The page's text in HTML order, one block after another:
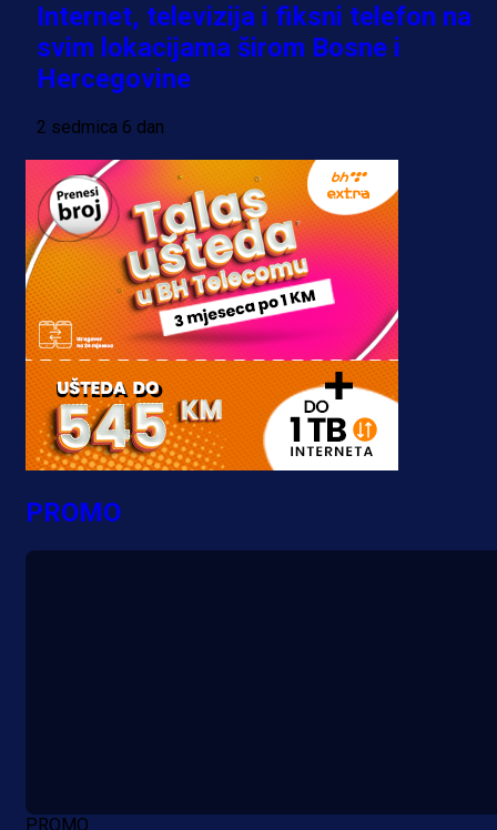
Internet, televizija i fiksni telefon na
svim lokacijama širom Bosne i
Hercegovine
2 sedmica 6 dan
PROMO
PROMO